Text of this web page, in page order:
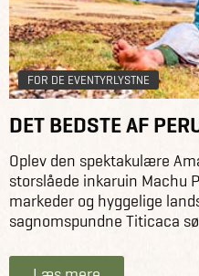
FOR DE EVENTYRLYSTNE
DET BEDSTE AF
Oplev den spektakulære
storslåede inkaruin Machu
markeder og hyggelige
sagnomspundne Titicaca